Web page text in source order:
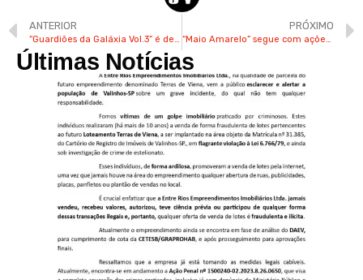
ANTERIOR
“Guardiões da Galáxia Vol.3” é destaque no Shopping Valinhos
PRÓXIMO
“Maio Amarelo” segue com ações sobre segurança no trânsito em Valinhos
Últimas Notícias